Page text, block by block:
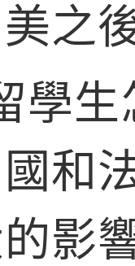
之
生
和
影